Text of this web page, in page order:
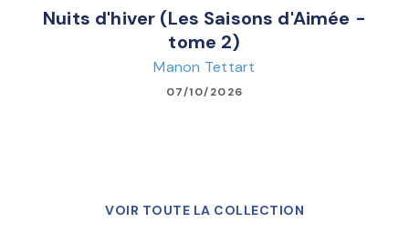
Nuits d'hiver (Les Saisons d'Aimée -
tome 2)
Manon Tettart
07/10/2026
VOIR TOUTE LA COLLECTION